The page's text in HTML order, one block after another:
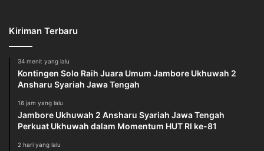
Kiriman Terbaru
34 menit yang lalu
Kontingen Solo Raih Juara Umum Jambore Ukhuwah 2
Ansharu Syariah Jawa Tengah
16 jam yang lalu
Jambore Ukhuwah 2 Ansharu Syariah Jawa Tengah
Perkuat Ukhuwah dalam Momentum HUT RI ke-81
2 hari yang lalu